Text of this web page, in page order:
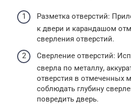
Разметка отверстий:
к двери и карандашом
сверления отверстий.
Сверление отверстий:
сверла по металлу,
отверстия в отмеченных
соблюдать глубину
повредить дверь.